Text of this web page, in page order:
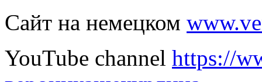
Сайт на немецком
YouTube channel https://